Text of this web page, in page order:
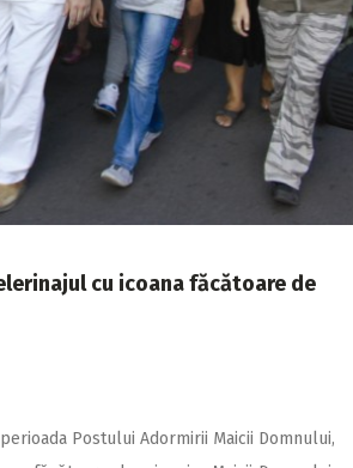
cu icoana făcătoare de
Postului Adormirii Maicii Domnului,